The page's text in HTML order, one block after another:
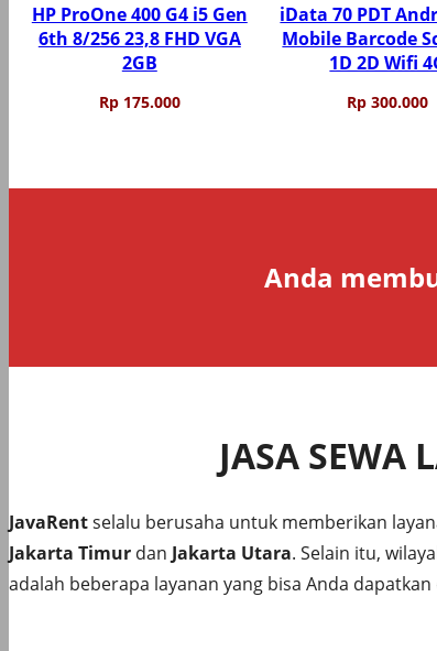
HP ProOne 400 G4 i5 Gen
6th 8/256 23,8 FHD VGA
2GB
Rp175.000
iData 70 PDT
Mobile Barcode
1D 2D Wifi
Rp 300.000
Anda
JASA SEWA
JavaRentselalu berusaha untuk memberikan
Jakarta Timur dan Jakarta Utara. Selain itu,
adalah beberapa layanan yang bisa Anda dapatkan